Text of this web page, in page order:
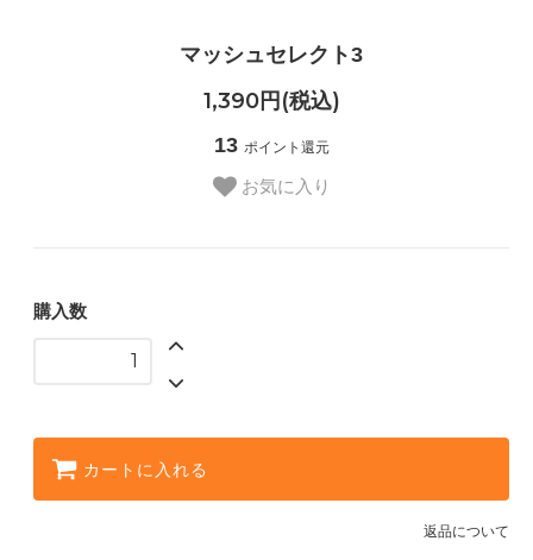
マッシュセレクト3
1,390円(税込)
13 ポイント還元
お気に入り
購入数
カートに入れる
返品について